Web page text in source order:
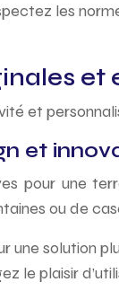
les
et
et
pour une
ou de
une solution
le plaisir